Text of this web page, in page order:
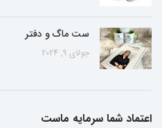
ست ماگ و دفتر
جولای 9, 2024
اعتماد شما سرمایه ماست